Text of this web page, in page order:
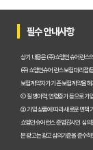
30대부터
필수 안내사항
상기 내용은 (주)쇼엠인슈어런스
(주)쇼엠인슈어런스 보험대리점
보험계약자가 기존 보험계약을
① 질병이력, 연령증가 등으로 가
② 가입 상품에 따라 새로운 면책
쇼엠인슈어런스 준법감시인 심
본 광고는 광고심의기준을 준수